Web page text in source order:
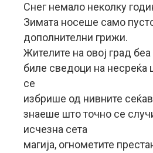
Снег немало неколку
Зимата носеше само
дополнителни грижи.
Жителите на овој град
биле сведоци на
се
избрише од нивните
знаеше што точно се
исчезна сета
магија, огнометите